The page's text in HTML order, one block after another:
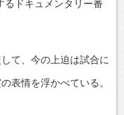
るドキュメンタリー番
て、今の上迫は試合に
表情を浮かべている。